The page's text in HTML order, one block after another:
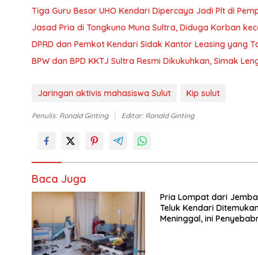
Tiga Guru Besar UHO Kendari Dipercaya Jadi Plt di
Jasad Pria di Tongkuno Muna Sultra, Diduga Korban
DPRD dan Pemkot Kendari Sidak Kantor Leasing yang
BPW dan BPD KKTJ Sultra Resmi Dikukuhkan, Simak
Jaringan aktivis mahasiswa Sulut Kip sulut
Penulis: Ronald Ginting Editor: Ronald Ginting
Baca Juga
Pria Lompat dari
Teluk Kendari
Meninggal, ini